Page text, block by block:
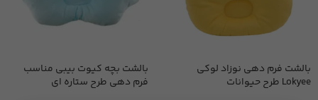
بالشت فرم دهی نوزاد لوکی
Lokyee طرح حیوانات
بالشت بچه کیوت بیبی مناسب
فرم دهی طرح ستاره ای